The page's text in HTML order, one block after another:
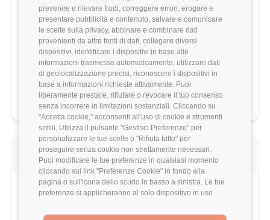
prevenire e rilevare frodi, correggere errori, erogare e
presentare pubblicità e contenuto, salvare e comunicare
le scelte sulla privacy, abbinare e combinare dati
provenienti da altre fonti di dati, collegare diversi
dispositivi, identificare i dispositivi in base alle
informazioni trasmesse automaticamente, utilizzare dati
di geolocalizzazione precisi, riconoscere i dispositivi in
base a informazioni richieste attivamente. Puoi
liberamente prestare, rifiutare o revocare il tuo consenso
senza incorrere in limitazioni sostanziali. Cliccando su
"Accetta cookie," acconsenti all'uso di cookie e strumenti
simili. Utilizza il pulsante "Gestisci Preferenze" per
personalizzare le tue scelte o "Rifiuta tutto" per
proseguire senza cookie non strettamente necessari.
Puoi modificare le tue preferenze in qualsiasi momento
cliccando sul link "Preferenze Cookie" in fondo alla
pagina o sull'icona dello scudo in basso a sinistra. Le tue
preferenze si applicheranno al solo dispositivo in uso.
Scopri come il tuo stipendio si posiziona
rispetto al mercato con analisi
dettagliate per ruolo, esperienza e
località.
Vai al comparatore completo
Recensione
"Impossibile una valutazione, nelle multinazionali